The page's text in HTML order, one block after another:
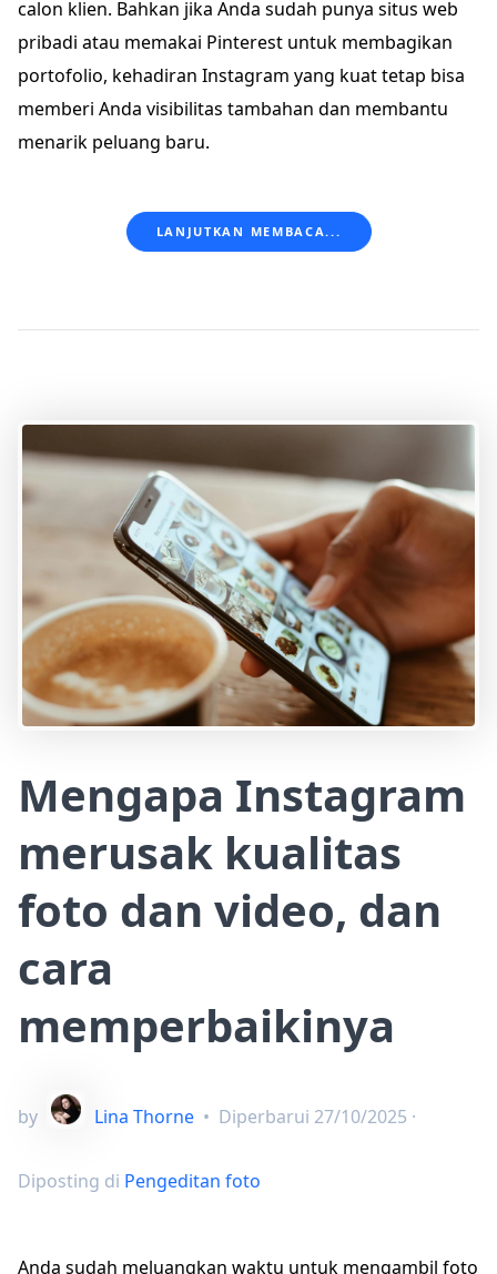
calon klien. Bahkan jika Anda sudah punya situs web
pribadi atau memakai Pinterest untuk membagikan
portofolio, kehadiran Instagram yang kuat tetap bisa
memberi Anda visibilitas tambahan dan membantu
menarik peluang baru.
LANJUTKAN MEMBACA...
Mengapa Instagram
merusak kualitas
foto dan video, dan
cara
memperbaikinya
by Lina Thorne • Diperbarui 27/10/2025 ·
Diposting di Pengeditan foto
Anda sudah meluangkan waktu untuk mengambil foto